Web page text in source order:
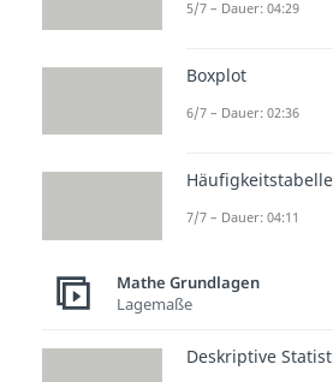
oder eines der
anwenden.
5/7 – Dauer: 04:29
Boxplot
6/7 – Dauer: 02:36
Häufigkeitstabelle
7/7 – Dauer: 04:11
Mathe Grundlagen
Lagemaße
Deskriptive